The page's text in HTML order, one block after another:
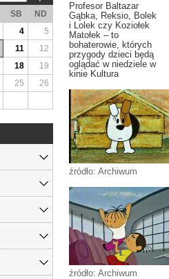
Profesor Baltazar
Gąbka, Reksio, Bolek
i Lolek czy Koziołek
Matołek – to
bohaterowie, których
przygody dzieci będą
oglądać w niedziele w
kinie Kultura
źródło: Archiwum
źródło: Archiwum
SB
ND
4
5
11
12
18
19
25
26